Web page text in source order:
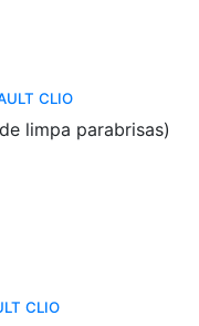
CLIO
limpa parabrisas)
CLIO